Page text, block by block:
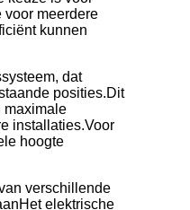
voor meerdere
kunnen
dat
posities.Dit
maximale
installaties.Voor
hoogte
verschillende
elektrische